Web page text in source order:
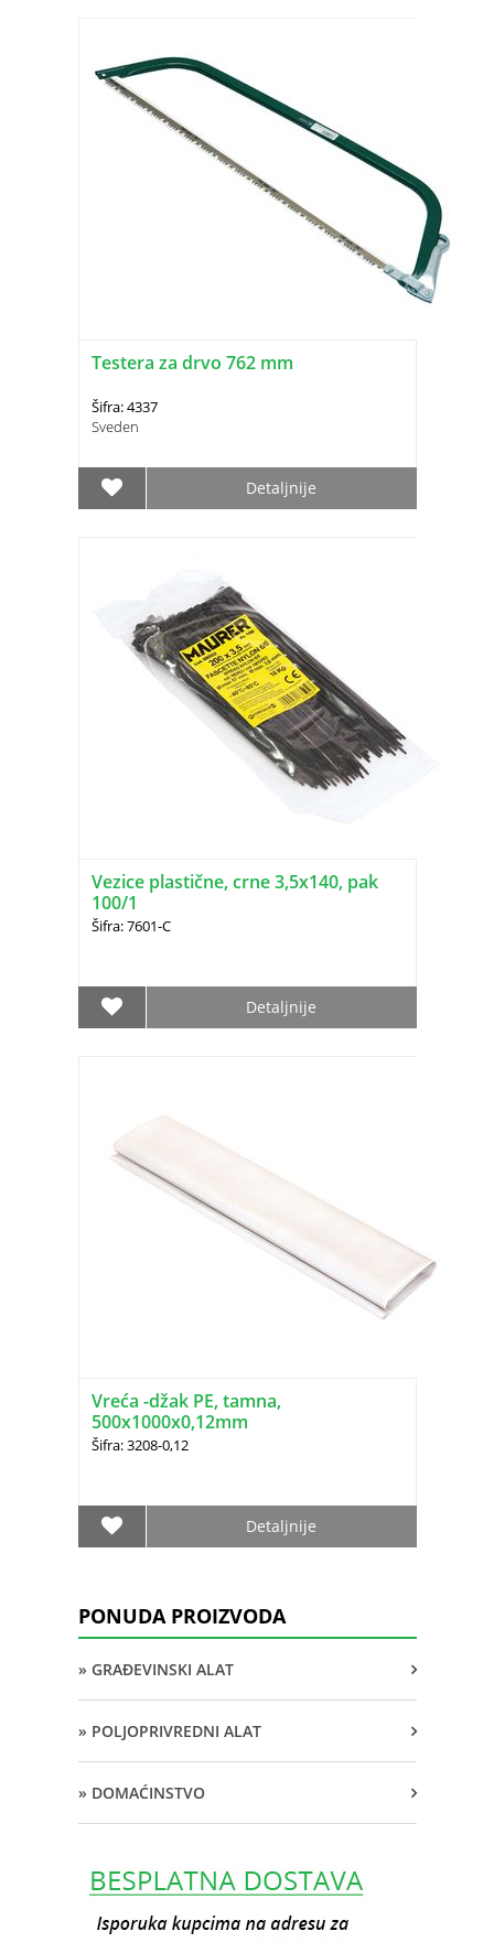
Testera za drvo 762 mm
Šifra: 4337
Sveden
Detaljnije
Vezice plastične, crne 3,5x140, pak
100/1
Šifra: 7601-C
Detaljnije
Vreća -džak PE, tamna,
500x1000x0,12mm
Šifra: 3208-0,12
Detaljnije
PONUDA PROIZVODA
» GRAĐEVINSKI ALAT
» POLJOPRIVREDNI ALAT
» DOMAĆINSTVO